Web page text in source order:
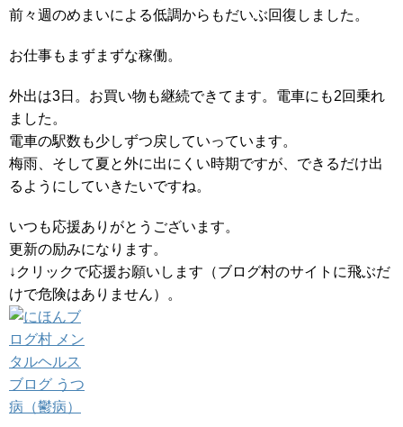
前々週のめまいによる低調からもだいぶ回復しました。
お仕事もまずまずな稼働。
外出は3日。お買い物も継続できてます。電車にも2回乗れ
ました。
電車の駅数も少しずつ戻していっています。
梅雨、そして夏と外に出にくい時期ですが、できるだけ出
るようにしていきたいですね。
いつも応援ありがとうございます。
更新の励みになります。
↓クリックで応援お願いします（ブログ村のサイトに飛ぶだ
けで危険はありません）。